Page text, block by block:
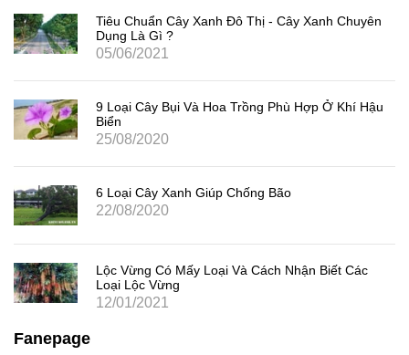
Tiêu Chuẩn Cây Xanh Đô Thị - Cây Xanh Chuyên
Dụng Là Gì ?
05/06/2021
9 Loại Cây Bụi Và Hoa Trồng Phù Hợp Ở Khí Hậu
Biển
25/08/2020
6 Loại Cây Xanh Giúp Chống Bão
22/08/2020
Lộc Vừng Có Mấy Loại Và Cách Nhận Biết Các
Loại Lộc Vừng
12/01/2021
Fanepage